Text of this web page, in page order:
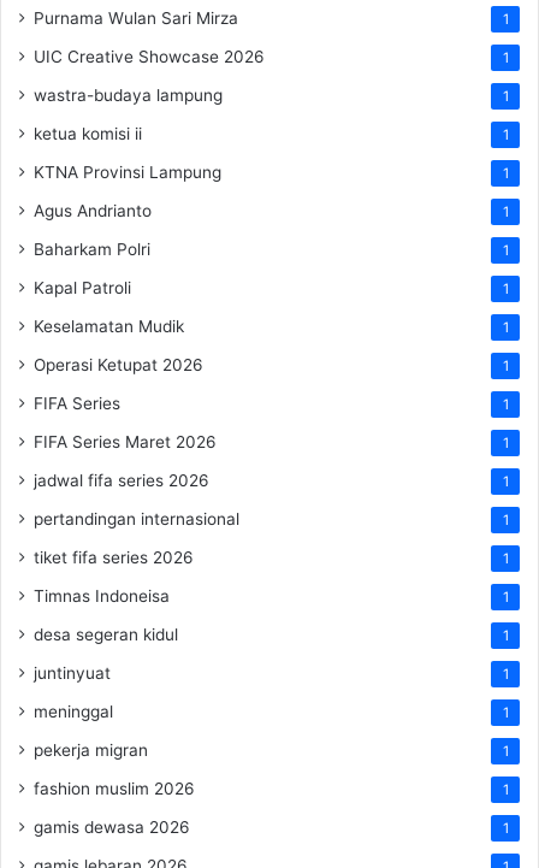
Purnama Wulan Sari Mirza 1
UIC Creative Showcase 2026 1
wastra-budaya lampung 1
ketua komisi ii 1
KTNA Provinsi Lampung 1
Agus Andrianto 1
Baharkam Polri 1
Kapal Patroli 1
Keselamatan Mudik 1
Operasi Ketupat 2026 1
FIFA Series 1
FIFA Series Maret 2026 1
jadwal fifa series 2026 1
pertandingan internasional 1
tiket fifa series 2026 1
Timnas Indoneisa 1
desa segeran kidul 1
juntinyuat 1
meninggal 1
pekerja migran 1
fashion muslim 2026 1
gamis dewasa 2026 1